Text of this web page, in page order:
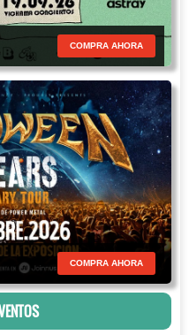
COMPRA AHORA
COMPRA AHORA